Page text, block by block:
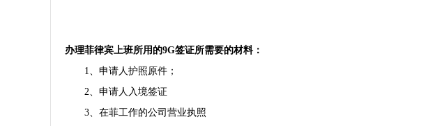
办理菲律宾上班所用的9G签证所需要的材料：
1、申请人护照原件；
2、申请人入境签证
3、在菲工作的公司营业执照